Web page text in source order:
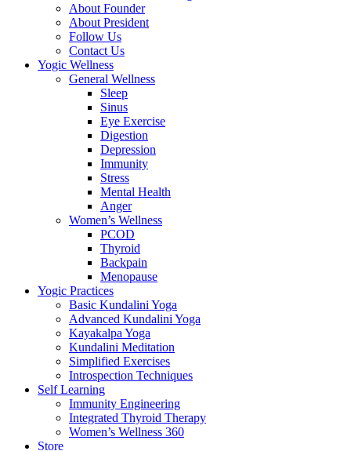
About Founder
About President
Follow Us
Contact Us
Yogic Wellness
General Wellness
Sleep
Sinus
Eye Exercise
Digestion
Depression
Immunity
Stress
Mental Health
Anger
Women’s Wellness
PCOD
Thyroid
Backpain
Menopause
Yogic Practices
Basic Kundalini Yoga
Advanced Kundalini Yoga
Kayakalpa Yoga
Kundalini Meditation
Simplified Exercises
Introspection Techniques
Self Learning
Immunity Engineering
Integrated Thyroid Therapy
Women’s Wellness 360
Store